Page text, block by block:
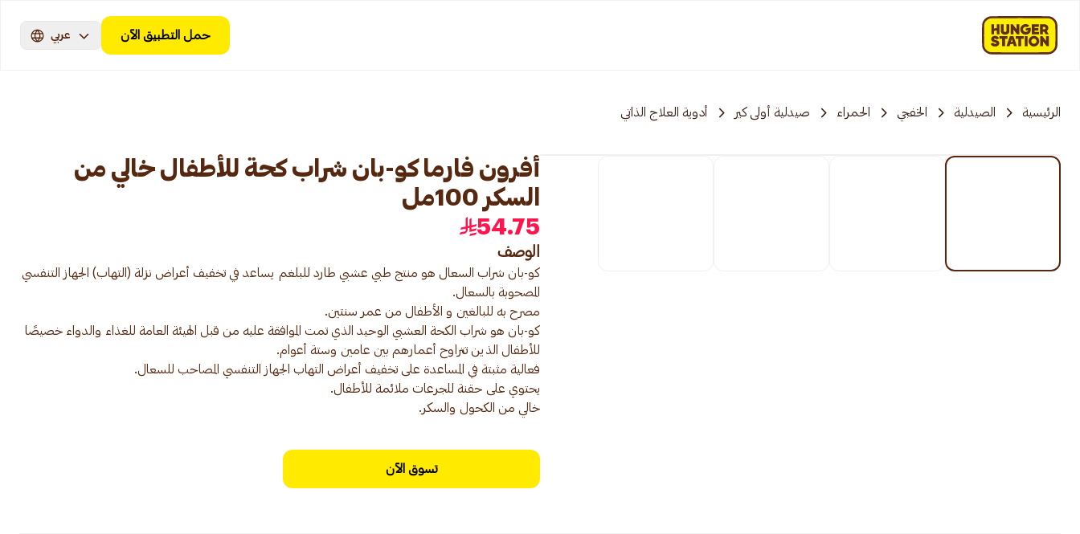
حمل التطبيق الآن عربي
الرئيسية الصيدلية الخفجي الحمراء صيدلية أولى كير أدوية العلاج الذاتي
أفرون فارما كو-بان شراب كحة للأطفال خالي من
السكر 100مل
54.75
الوصف
كو-بان شراب السعال هو منتج طبي عشبي طارد للبلغم يساعد في تخفيف أعراض نزلة (التهاب) الجهاز التنفسي
كو-بان هو شراب الكحة العشبي الوحيد الذي تمت الموافقة عليه من قبل الهيئة العامة للغذاء والدواء خصيصًا
خالي من الكحول والسكر.
تسوق الآن